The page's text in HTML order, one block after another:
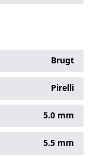
Brugt
Pirelli
5.0 mm
5.5 mm